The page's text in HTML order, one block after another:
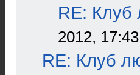
RE: Клуб
2012, 17:43
RE: Клуб